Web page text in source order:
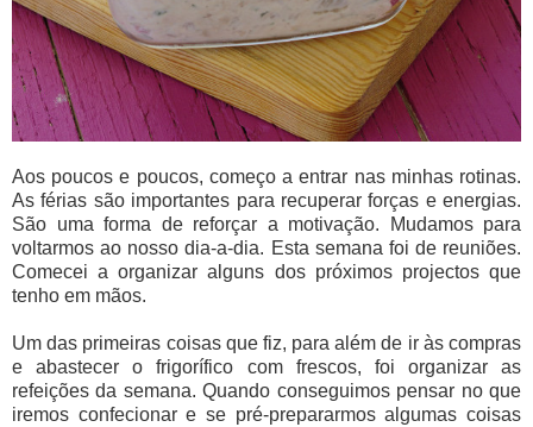
Aos poucos e poucos, começo a entrar nas minhas rotinas.
As férias são importantes para recuperar forças e energias.
São uma forma de reforçar a motivação. Mudamos para
voltarmos ao nosso dia-a-dia. Esta semana foi de reuniões.
Comecei a organizar alguns dos próximos projectos que
tenho em mãos.
Um das primeiras coisas que fiz, para além de ir às compras
e abastecer o frigorífico com frescos, foi organizar as
refeições da semana. Quando conseguimos pensar no que
iremos confecionar e se pré-prepararmos algumas coisas